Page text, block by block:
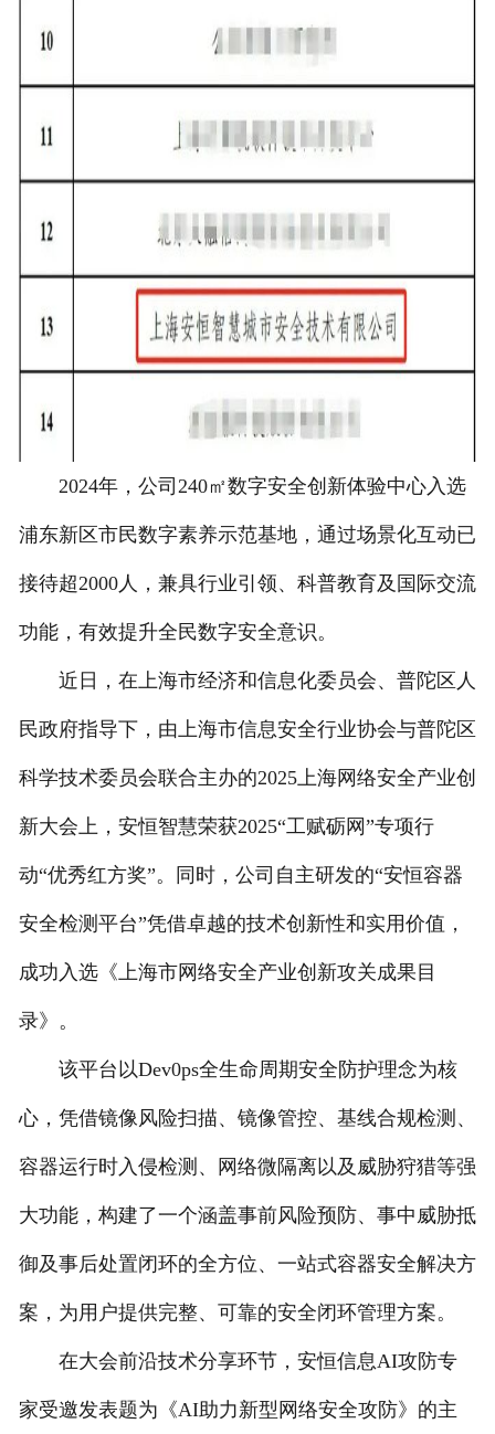
2024年，公司240㎡数字安全创新体验中心入选
浦东新区市民数字素养示范基地，通过场景化互动已
接待超2000人，兼具行业引领、科普教育及国际交流
功能，有效提升全民数字安全意识。
近日，在上海市经济和信息化委员会、普陀区人
民政府指导下，由上海市信息安全行业协会与普陀区
科学技术委员会联合主办的2025上海网络安全产业创
新大会上，安恒智慧荣获2025“工赋砺网”专项行
动“优秀红方奖”。同时，公司自主研发的“安恒容器
安全检测平台”凭借卓越的技术创新性和实用价值，
成功入选《上海市网络安全产业创新攻关成果目
录》。
该平台以Dev0ps全生命周期安全防护理念为核
心，凭借镜像风险扫描、镜像管控、基线合规检测、
容器运行时入侵检测、网络微隔离以及威胁狩猎等强
大功能，构建了一个涵盖事前风险预防、事中威胁抵
御及事后处置闭环的全方位、一站式容器安全解决方
案，为用户提供完整、可靠的安全闭环管理方案。
在大会前沿技术分享环节，安恒信息AI攻防专
家受邀发表题为《AI助力新型网络安全攻防》的主